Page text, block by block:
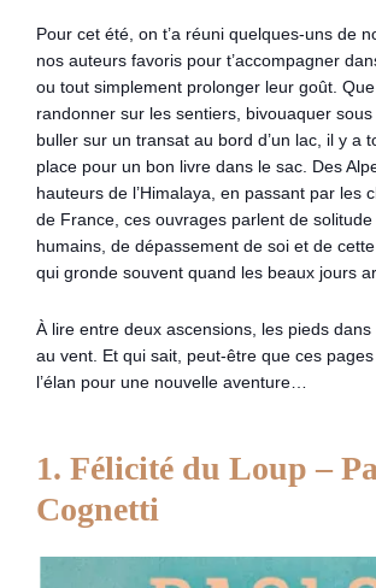
Pour cet été, on t’a réuni quelques-uns de
nos auteurs favoris pour t’accompagner
ou tout simplement prolonger leur goût.
randonner sur les sentiers, bivouaquer
buller sur un transat au bord d’un lac, il y a
place pour un bon livre dans le sac. Des
hauteurs de l’Himalaya, en passant par les
de France, ces ouvrages parlent de
humains, de dépassement de soi et de
qui gronde souvent quand les beaux jours
À lire entre deux ascensions, les pieds dans
au vent. Et qui sait, peut-être que ces
l’élan pour une nouvelle aventure…
1. Félicité du Loup –
Cognetti